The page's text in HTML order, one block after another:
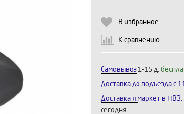
В избранное
К сравнению
Самовывоз 1-15 д,
Доставка до подъезда c
Доставка я.маркет в ПВЗ,
сегодня